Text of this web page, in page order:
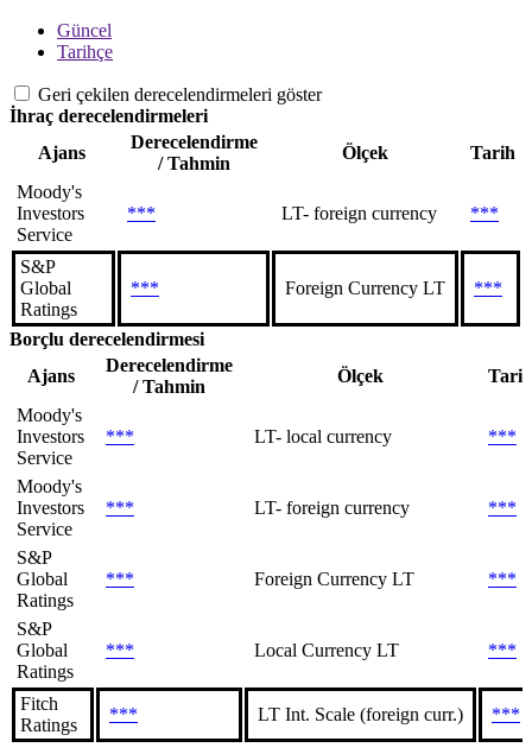
Güncel
Tarihçe
Geri çekilen derecelendirmeleri göster
İhraç derecelendirmeleri
Ajans
Derecelendirme
/ Tahmin
Ölçek
Tarih
Moody's
Investors
Service
*** LT- foreign currency ***
S&P
Global
Ratings
*** Foreign Currency LT ***
Borçlu derecelendirmesi
Ajans
Derecelendirme
/ Tahmin
Ölçek
Tarih
Moody's
Investors
Service
*** LT- local currency ***
Moody's
Investors
Service
*** LT- foreign currency ***
S&P
Global
Ratings
*** Foreign Currency LT ***
S&P
Global
Ratings
*** Local Currency LT ***
Fitch
Ratings
*** LT Int. Scale (foreign curr.) ***